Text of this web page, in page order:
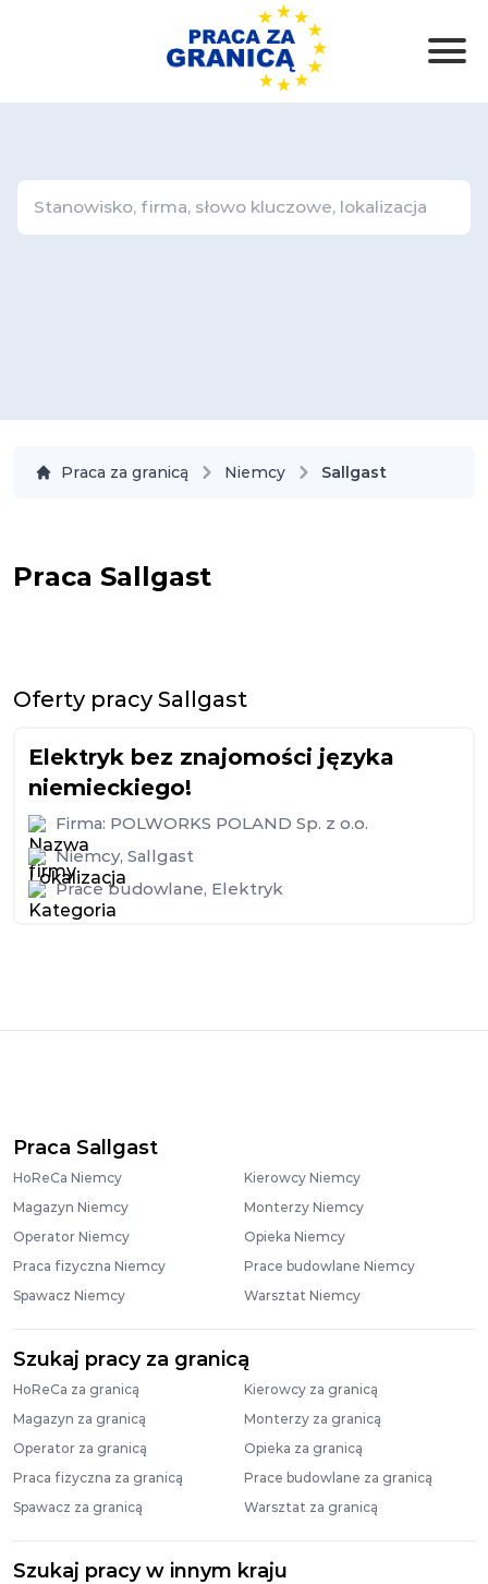
Praca za granicą Niemcy Sallgast
Praca Sallgast
Oferty pracy Sallgast
Elektryk bez znajomości języka
niemieckiego!
Firma: POLWORKS POLAND Sp. z o.o.
Niemcy, Sallgast
Prace budowlane, Elektryk
Praca Sallgast
HoReCa Niemcy
Kierowcy Niemcy
Magazyn Niemcy
Monterzy Niemcy
Operator Niemcy
Opieka Niemcy
Praca fizyczna Niemcy
Prace budowlane Niemcy
Spawacz Niemcy
Warsztat Niemcy
Szukaj pracy za granicą
HoReCa za granicą
Kierowcy za granicą
Magazyn za granicą
Monterzy za granicą
Operator za granicą
Opieka za granicą
Praca fizyczna za granicą
Prace budowlane za granicą
Spawacz za granicą
Warsztat za granicą
Szukaj pracy w innym kraju